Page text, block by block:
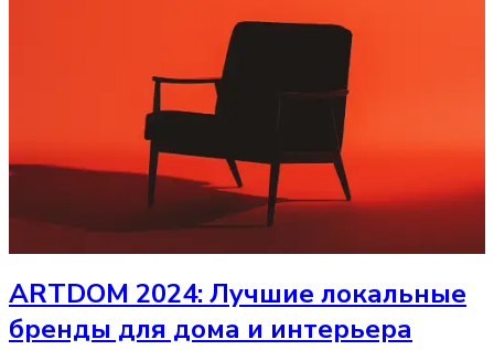
ARTDOM 2024: Лучшие локальные
бренды для дома и интерьера